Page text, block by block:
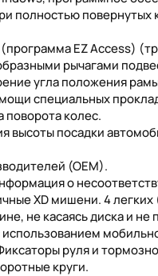
полностью
EZ Access)
рычагами
угла положения
специальных
поворота колес.
высоты посадки
(ОЕМ).
о
XD мишени. 4
не касаясь диска и не
использованием
руля и
круги.